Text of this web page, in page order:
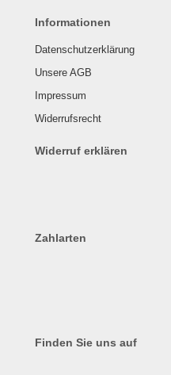
Informationen
Datenschutzerklärung
Unsere AGB
Impressum
Widerrufsrecht
Widerruf erklären
Zahlarten
Finden Sie uns auf